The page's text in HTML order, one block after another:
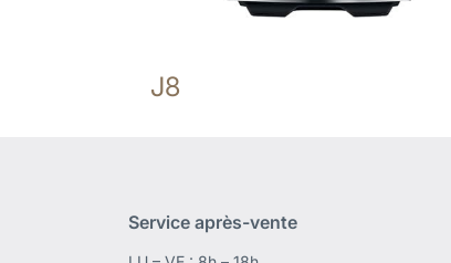
J8
Service après-vente